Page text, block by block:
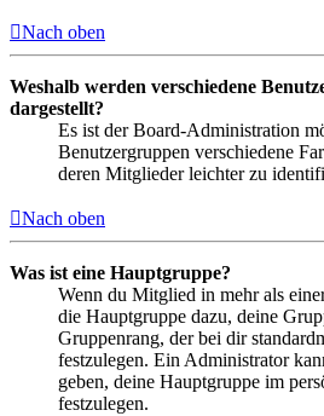
Nach oben
Weshalb werden verschiedene
dargestellt?
Es ist der Board-Administration
Benutzergruppen verschiedene
deren Mitglieder leichter zu
Nach oben
Was ist eine Hauptgruppe?
Wenn du Mitglied in mehr als
die Hauptgruppe dazu, deine
Gruppenrang, der bei dir
festzulegen. Ein Administrator
geben, deine Hauptgruppe im
festzulegen.